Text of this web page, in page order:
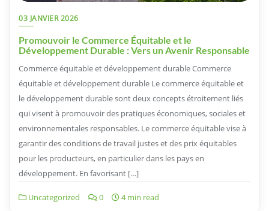
03 JANVIER 2026
Promouvoir le Commerce Équitable et le
Développement Durable : Vers un Avenir Responsable
Commerce équitable et développement durable Commerce
équitable et développement durable Le commerce équitable et
le développement durable sont deux concepts étroitement liés
qui visent à promouvoir des pratiques économiques, sociales et
environnementales responsables. Le commerce équitable vise à
garantir des conditions de travail justes et des prix équitables
pour les producteurs, en particulier dans les pays en
développement. En favorisant […]
Uncategorized 0 4 min read